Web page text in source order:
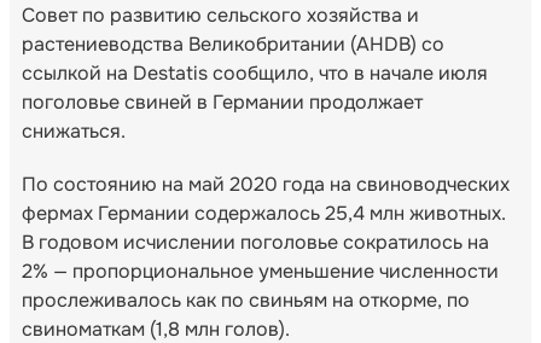
Совет по развитию сельского хозяйства и
растениеводства Великобритании (AHDB) со
ссылкой на Destatis сообщило, что в начале июля
поголовье свиней в Германии продолжает
снижаться.
По состоянию на май 2020 года на свиноводческих
фермах Германии содержалось 25,4 млн животных.
В годовом исчислении поголовье сократилось на
2% — пропорциональное уменьшение численности
прослеживалось как по свиньям на откорме, по
свиноматкам (1,8 млн голов).